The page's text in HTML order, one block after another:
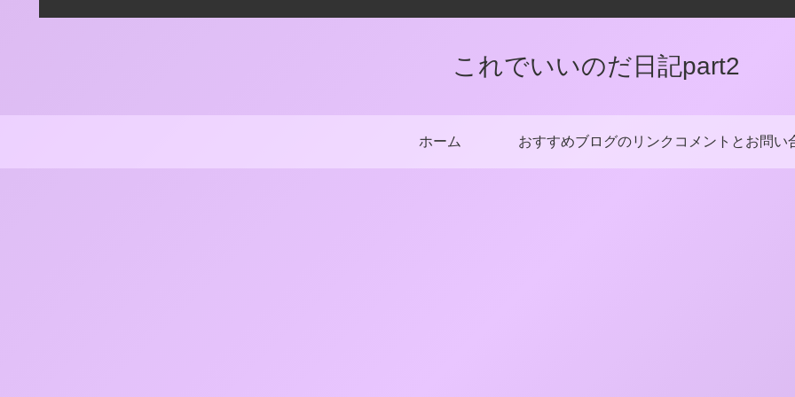
これでいいのだ日記part2
ホーム おすすめブログのリンク コメントとお問い